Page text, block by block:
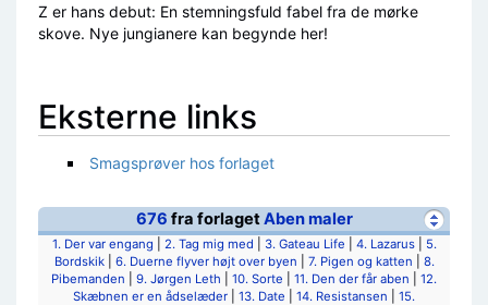
Z er hans debut: En stemningsfuld fabel fra de mørke
skove. Nye jungianere kan begynde her!
Eksterne links
Smagsprøver hos forlaget
676 fra forlagetAben maler
1. Der var engang 2. Tag mig med 3. Gateau Life 4. Lazarus|
5.
Bordskik| 6. Duerne flyver højt over byen 7. Pigen og katten
8.
Pibemanden
9. Jørgen Leth 10. Sorte 11. Den der får aben
12.
Skæbnen er en ådselæder
13. Date 14. Resistansen
15.